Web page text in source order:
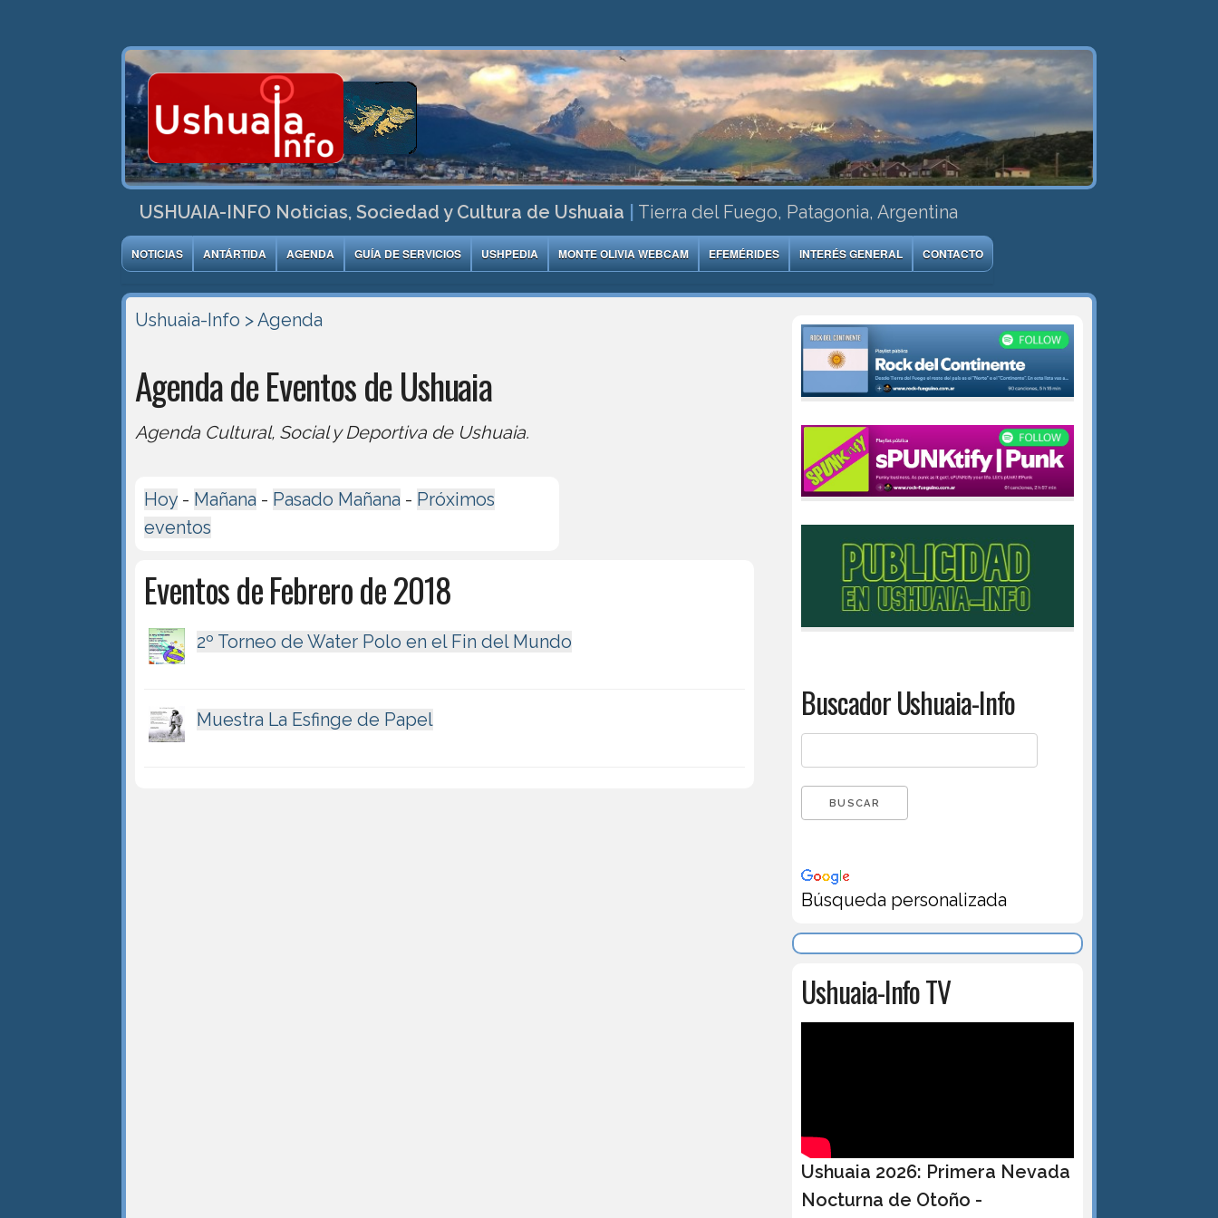
USHUAIA-INFO Noticias, Sociedad y Cultura de Ushuaia Tierra del Fuego, Patagonia, Argentina
NOTICIAS ANTÁRTIDA AGENDA GUÍA DE SERVICIOS USHPEDIA MONTE OLIVIA WEBCAM EFEMÉRIDES INTERÉS GENERAL CONTACTO
Ushuaia-Info > Agenda
Agenda de Eventos de Ushuaia
Agenda Cultural, Social y Deportiva de Ushuaia.
Hoy - Mañana - Pasado Mañana - Próximos
eventos
Eventos de Febrero de 2018
2º Torneo de Water Polo en el Fin del Mundo
Muestra La Esfinge de Papel Buscador Ushuaia-Info
Búsqueda personalizada
Ushuaia-Info TV
Ushuaia 2026: Primera Nevada
Nocturna de Otoño -